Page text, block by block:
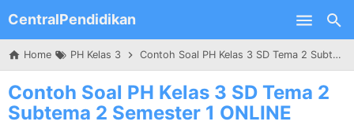
Skip to main content
CentralPendidikan
Home PH Kelas 3 Contoh Soal PH Kelas 3 SD Tema 2 Subtema 2 Semester 1 ONLINE
Contoh Soal PH Kelas 3 SD Tema 2
Subtema 2 Semester 1 ONLINE